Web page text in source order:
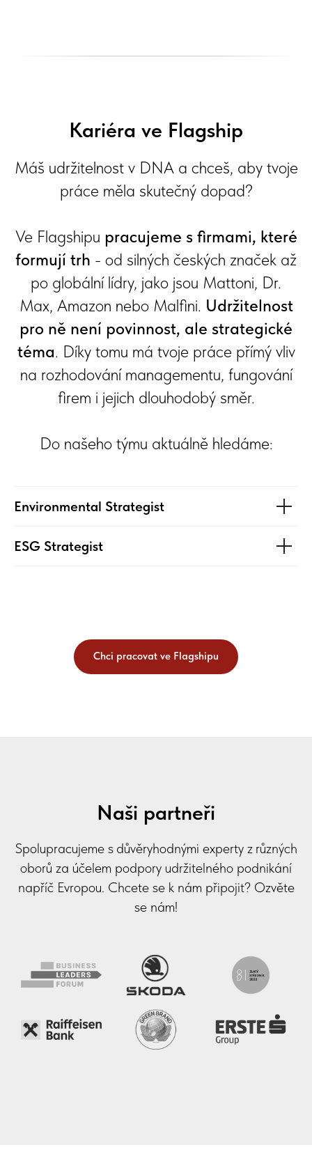
Kariéra ve Flagship
Máš udržitelnost v DNA a chceš, aby tvoje
práce měla skutečný dopad?
Ve Flagshipu pracujeme s firmami, které
formují trh - od silných českých značek až
po globální lídry, jako jsou Mattoni, Dr.
Max, Amazon nebo Malfini. Udržitelnost
pro ně není povinnost, ale strategické
téma. Díky tomu má tvoje práce přímý vliv
na rozhodování managementu, fungování
firem i jejich dlouhodobý směr.
Do našeho týmu aktuálně hledáme:
Environmental Strategist
ESG Strategist
Chci pracovat ve Flagshipu
Naši partneři
Spolupracujeme s důvěryhodnými experty z různých
oborů za účelem podpory udržitelného podnikání
napříč Evropou. Chcete se k nám připojit? Ozvěte
se nám!